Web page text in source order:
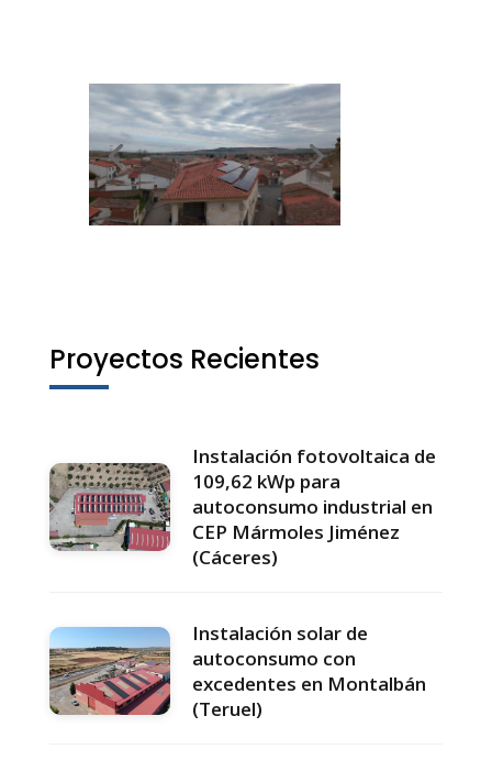
Proyectos Recientes
Instalación fotovoltaica de
109,62 kWp para
autoconsumo industrial en
CEP Mármoles Jiménez
(Cáceres)
Instalación solar de
autoconsumo con
excedentes en Montalbán
(Teruel)